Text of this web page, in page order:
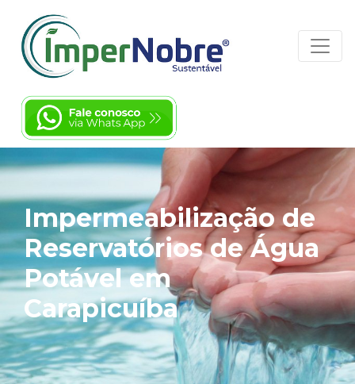
Impermeabilização de
Reservatórios de Água
Potável em
Carapicuíba